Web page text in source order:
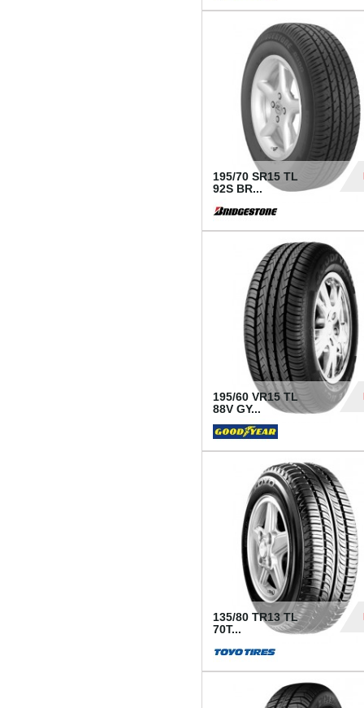
195/70 SR15 TL
92S BR...
195/60 VR15 TL
88V GY...
135/80 TR13 TL
70T...